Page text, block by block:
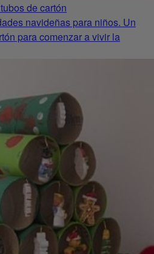
de cartón
navideñas para niños. Un
para comenzar a vivir la